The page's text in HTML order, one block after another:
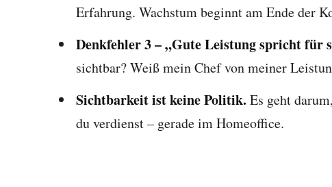
Erfahrung. Wachstum beginnt am Ende der
Denkfehler 3 – „Gute Leistung spricht für
sichtbar? Weiß mein Chef von meiner
Sichtbarkeit ist keine Politik. Es geht
du verdienst – gerade im Homeoffice.